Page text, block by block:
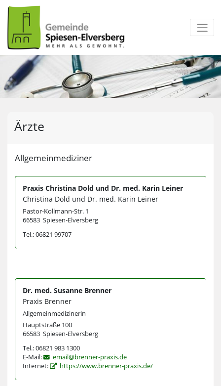
zum Inhalt
Ärzte
Allgemeinmediziner
Praxis Christina Dold und Dr. med. Karin Leiner
Christina Dold und Dr. med. Karin Leiner
Pastor-Kollmann-Str. 1
66583 Spiesen-Elversberg
Tel.: 06821 99707
Dr. med. Susanne Brenner
Praxis Brenner
Allgemeinmedizinerin
Hauptstraße 100
66583 Spiesen-Elversberg
Tel.: 06821 983 1300
E-Mail:
email@brenner-praxis.de
Internet:
https://www.brenner-praxis.de/